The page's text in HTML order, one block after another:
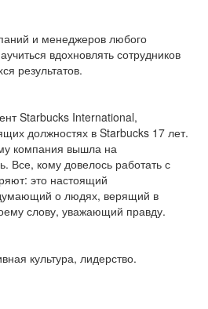
и менеджеров любого
вдохновлять сотрудников
результатов.
Starbucks International,
должностях в Starbucks 17 лет.
компания вышла на
Все, кому довелось работать с
это настоящий
о людях, верящий в
слову, уважающий правду.
культура, лидерство.